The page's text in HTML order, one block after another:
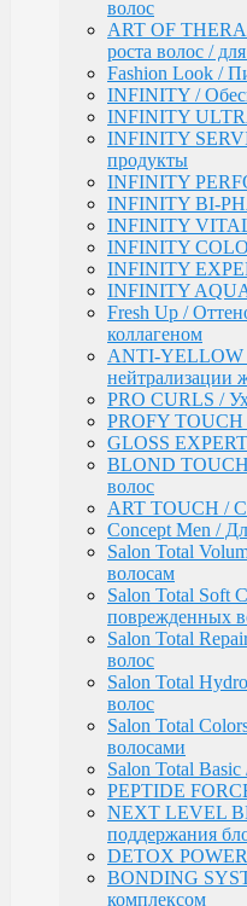
Fresh Up /
коллагеном
ANTI-YELLOW /
нейтрализации
PRO CURLS /
PROFY TOUCH
GLOSS EXPERT
BLOND TOUCH
ART TOUCH /
Concept Men /
Salon Total
волосам
Salon Total Soft
поврежденных
Salon Total
волос
Salon Total
волос
Salon Total
волосами
Salon Total Basic
PEPTIDE
NEXT LEVEL
поддержания
DETOX
BONDING
BIOTIN
TEFIA
Окрашивание
CALEIDO
действия
Ambient
Средства
Ambient
Крем-
волос
ART OF
роста волос /
Fashion Look /
INFINITY /
INFINITY
INFINITY
продукты
INFINITY
INFINITY BI-
INFINITY
INFINITY
INFINITY
INFINITY
Fresh Up /
коллагеном
ANTI-YELLOW
нейтрализации
PRO CURLS /
PROFY TOUCH
GLOSS
BLOND TOUCH
волос
ART TOUCH /
Concept Men /
Salon Total
волосам
Salon Total Soft
поврежденных
Salon Total
волос
Salon Total
волос
Salon Total
волосами
Salon Total
PEPTIDE
NEXT LEVEL
поддержания
DETOX
BONDING
комплексом